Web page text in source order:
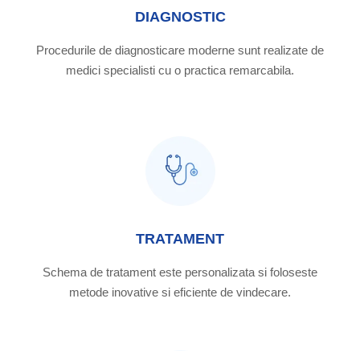
DIAGNOSTIC
Procedurile de diagnosticare moderne sunt realizate de
medici specialisti cu o practica remarcabila.
TRATAMENT
Schema de tratament este personalizata si foloseste
metode inovative si eficiente de vindecare.